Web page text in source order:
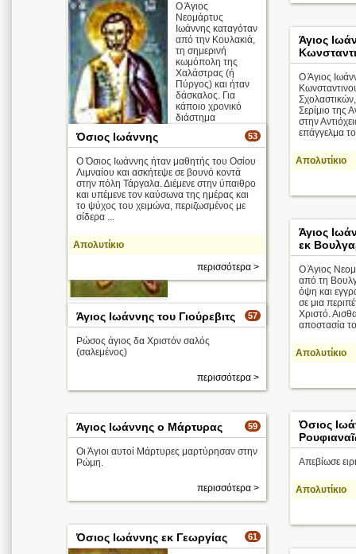
Ο Άγιος
Νεομάρτυς
Ιωάννης καταγόταν
από την Κουλακιά,
τη σημερινή
κωμόπολη της
Χαλάστρας (ή
Πύργος) και ήταν
δάσκαλος. Για
κάποιο χρονικό
διάστημα
Άγιον Όρος, χωρίς
να διευκρινίζεται ε
...
περισσότερα >
Άγιος
Ο Άγιος
Σερίμιο της
στην
επάγγελμα
Απολυτίκιο
53
Όσιος Ιωάννης
Ο Όσιος Ιωάννης ήταν μαθητής του Οσίου
Λιμναίου και ασκήτεψε σε βουνό κοντά
στην πόλη Τάργαλα. Διέμενε στην ύπαιθρο
και υπέμενε τον καύσωνα της ημέρας και
το ψύχος του χειμώνα, περιζωσμένος με
σίδερα ...
Απολυτίκιο
περισσότερα >
Άγιος
εκ
Ο Άγιος
από τη
όψη και
σε μια
Χριστό.
αποστασία
Απολυτίκιο
57
Άγιος Ιωάννης του Γιούρεβιτς
Ρώσος άγιος δα Χριστόν σαλός
(σαλεμένος)
περισσότερα >
Όσιος
Απεβίωσε
Απολυτίκιο
59
Άγιος Ιωάννης ο Μάρτυρας
Οι Άγιοι αυτοί Μάρτυρες μαρτύρησαν στην
Ρώμη.
περισσότερα >
61
Όσιος Ιωάννης εκ Γεωργίας